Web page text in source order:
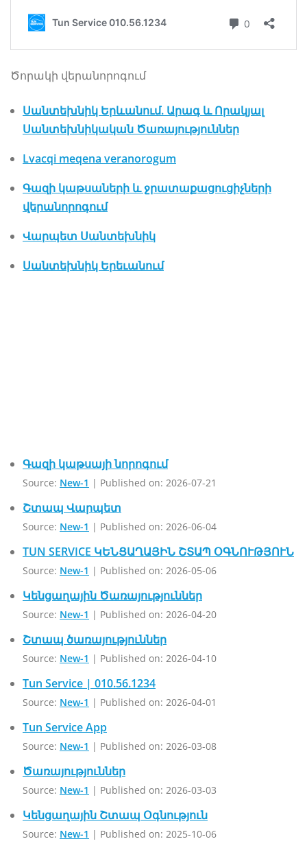
Ծորակի վերանորոգում
Սանտեխնիկ Երևանում. Արագ և Որակյալ
Սանտեխնիկական Ծառայություններ
Lvacqi meqena veranorogum
Գազի կաթսաների և ջրատաքացուցիչների
վերանորոգում
Վարպետ Սանտեխնիկ
Սանտեխնիկ Երեւանում
Գազի կաթսայի նորոգում
Source: New-1 Published on: 2026-07-21
Շտապ Վարպետ
Source: New-1 Published on: 2026-06-04
TUN SERVICE ԿԵՆՑԱՂԱՅԻՆ ՇՏԱՊ ՕԳՆՈՒԹՅՈՒՆ
Source: New-1 Published on: 2026-05-06
Կենցաղային Ծառայություններ
Source: New-1 Published on: 2026-04-20
Շտապ ծառայություններ
Source: New-1 Published on: 2026-04-10
Tun Service | 010.56.1234
Source: New-1 Published on: 2026-04-01
Tun Service App
Source: New-1 Published on: 2026-03-08
Ծառայություններ
Source: New-1 Published on: 2026-03-03
Կենցաղային Շտապ Օգնություն
Source: New-1 Published on: 2025-10-06